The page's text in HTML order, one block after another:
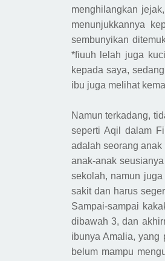
menghilangkan
menunjukkannya
sembunyikan
*fiuuh lelah juga
kepada saya,
ibu juga melihat
Namun terkadang,
seperti Aqil dalam
adalah seorang anak
anak-anak seusianya
sekolah, namun
sakit dan harus
Sampai-sampai
dibawah 3, dan
ibunya Amalia, yang
belum mampu